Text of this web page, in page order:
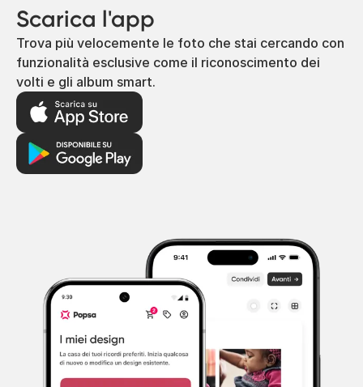
Scarica l'app
Trova più velocemente le foto che stai cercando con
funzionalità esclusive come il riconoscimento dei
volti e gli album smart.